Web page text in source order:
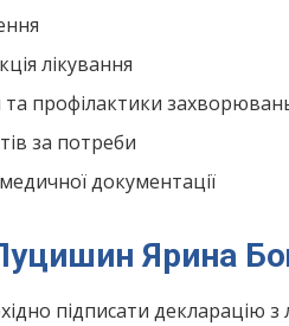
лікування
профілактики
за потреби
документації
Ярина
підписати декларацію